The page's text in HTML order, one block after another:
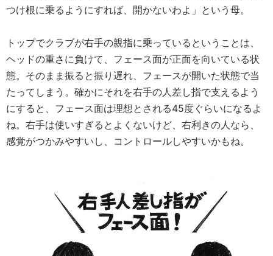
つけ根に乗るようにすれば、開かないわよ」という母。
トップでクラブが右手の親指に乗っているということは、
ヘッドの重さに負けて、フェース面が正面を向いている状
態。そのまま振ると振り遅れ、フェースが開いた状態で当
たってしまう。確かにそれを右手の人差し指で支えるよう
にすると、フェース面は理想とされる45度ぐらいになるよ
ね。右手は使いすぎるとよくないけど、右利きの人なら、
感覚がつかみやすいし、コントロールしやすいかもね。